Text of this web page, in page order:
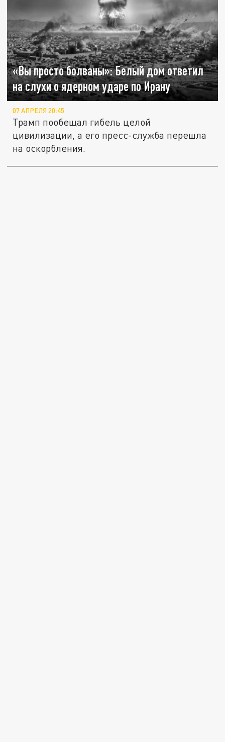
«Вы просто болваны»: Белый дом ответил
на слухи о ядерном ударе по Ирану
07 АПРЕЛЯ 20:45
Трамп пообещал гибель целой
цивилизации, а его пресс-служба перешла
на оскорбления.